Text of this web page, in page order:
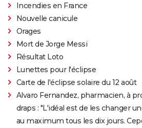
Incendies en France
Nouvelle canicule
Orages
Mort de Jorge Messi
Résultat Loto
Lunettes pour l'éclipse
Carte de l'éclipse solaire du 12 août
Alvaro Fernandez, pharmacien, à
draps : "L'idéal est de les changer
au maximum tous les dix jours.